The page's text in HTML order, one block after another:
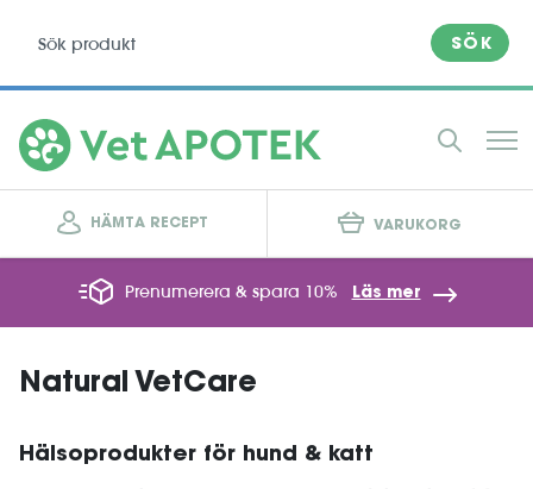
SÖK
HÄMTA RECEPT VARUKORG
Prenumerera & spara 10% Läs mer
Natural VetCare
Hälsoprodukter för hund & katt